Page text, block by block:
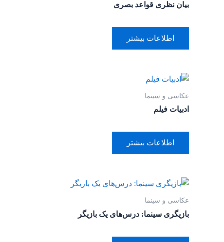
بیان نظری قواعد بصری
اطلاعات بیشتر
عکاسی و سینما
ادبیات فیلم
اطلاعات بیشتر
عکاسی و سینما
بازیگری سینما: درس‌های یک بازیگر